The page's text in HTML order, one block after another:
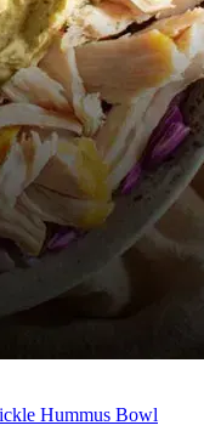
Hummus Bowl